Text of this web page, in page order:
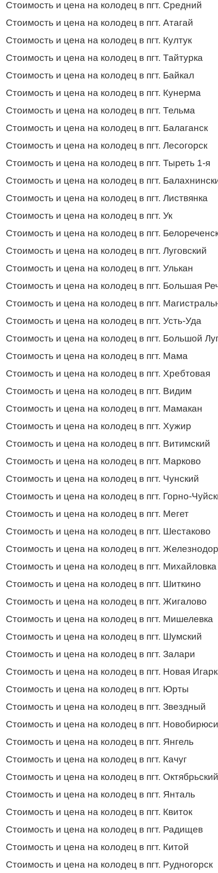
Стоимость и цена на колодец в пгт. Средний
Стоимость и цена на колодец в пгт. Атагай
Стоимость и цена на колодец в пгт. Култук
Стоимость и цена на колодец в пгт. Тайтурка
Стоимость и цена на колодец в пгт. Байкал
Стоимость и цена на колодец в пгт. Кунерма
Стоимость и цена на колодец в пгт. Тельма
Стоимость и цена на колодец в пгт. Балаганск
Стоимость и цена на колодец в пгт. Лесогорск
Стоимость и цена на колодец в пгт. Тыреть 1-я
Стоимость и цена на колодец в пгт.
Стоимость и цена на колодец в пгт. Листвянка
Стоимость и цена на колодец в пгт. Ук
Стоимость и цена на колодец в пгт.
Стоимость и цена на колодец в пгт. Луговский
Стоимость и цена на колодец в пгт. Улькан
Стоимость и цена на колодец в пгт. Большая
Стоимость и цена на колодец в пгт.
Стоимость и цена на колодец в пгт. Усть-Уда
Стоимость и цена на колодец в пгт. Большой
Стоимость и цена на колодец в пгт. Мама
Стоимость и цена на колодец в пгт. Хребтовая
Стоимость и цена на колодец в пгт. Видим
Стоимость и цена на колодец в пгт. Мамакан
Стоимость и цена на колодец в пгт. Хужир
Стоимость и цена на колодец в пгт. Витимский
Стоимость и цена на колодец в пгт. Марково
Стоимость и цена на колодец в пгт. Чунский
Стоимость и цена на колодец в пгт. Горно-
Стоимость и цена на колодец в пгт. Мегет
Стоимость и цена на колодец в пгт. Шестаково
Стоимость и цена на колодец в пгт.
Стоимость и цена на колодец в пгт. Михайловка
Стоимость и цена на колодец в пгт. Шиткино
Стоимость и цена на колодец в пгт. Жигалово
Стоимость и цена на колодец в пгт. Мишелевка
Стоимость и цена на колодец в пгт. Шумский
Стоимость и цена на колодец в пгт. Залари
Стоимость и цена на колодец в пгт. Новая
Стоимость и цена на колодец в пгт. Юрты
Стоимость и цена на колодец в пгт. Звездный
Стоимость и цена на колодец в пгт.
Стоимость и цена на колодец в пгт. Янгель
Стоимость и цена на колодец в пгт. Качуг
Стоимость и цена на колодец в пгт. Октябрьский
Стоимость и цена на колодец в пгт. Янталь
Стоимость и цена на колодец в пгт. Квиток
Стоимость и цена на колодец в пгт. Радищев
Стоимость и цена на колодец в пгт. Китой
Стоимость и цена на колодец в пгт. Рудногорск